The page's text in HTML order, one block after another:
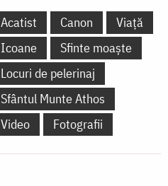
Acatist Canon
Viață
Icoane
Sfinte moaște
Locuri de pelerinaj
Sfântul Munte Athos
Video
Fotografii